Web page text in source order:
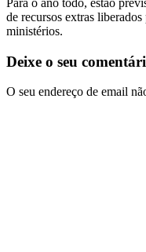
de recursos extras
ministérios.
Deixe o seu
O seu endereço de email